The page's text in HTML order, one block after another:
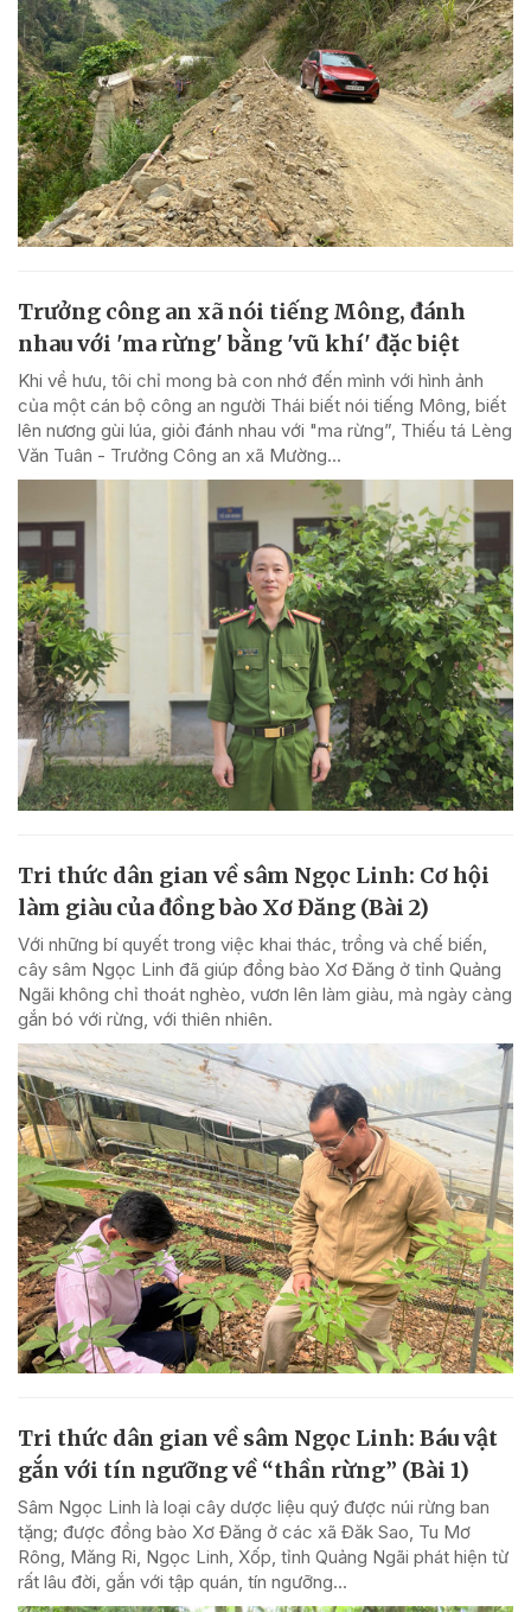
Trưởng công an xã nói tiếng Mông, đánh
nhau với 'ma rừng' bằng 'vũ khí' đặc biệt
Khi về hưu, tôi chỉ mong bà con nhớ đến mình với hình ảnh
của một cán bộ công an người Thái biết nói tiếng Mông, biết
lên nương gùi lúa, giỏi đánh nhau với "ma rừng”, Thiếu tá Lèng
Văn Tuân - Trưởng Công an xã Mường...
Tri thức dân gian về sâm Ngọc Linh: Cơ hội
làm giàu của đồng bào Xơ Đăng (Bài 2)
Với những bí quyết trong việc khai thác, trồng và chế biến,
cây sâm Ngọc Linh đã giúp đồng bào Xơ Đăng ở tỉnh Quảng
Ngãi không chỉ thoát nghèo, vươn lên làm giàu, mà ngày càng
gắn bó với rừng, với thiên nhiên.
Tri thức dân gian về sâm Ngọc Linh: Báu vật
gắn với tín ngưỡng về “thần rừng” (Bài 1)
Sâm Ngọc Linh là loại cây dược liệu quý được núi rừng ban
tặng; được đồng bào Xơ Đăng ở các xã Đăk Sao, Tu Mơ
Rông, Măng Ri, Ngọc Linh, Xốp, tỉnh Quảng Ngãi phát hiện từ
rất lâu đời, gắn với tập quán, tín ngưỡng...